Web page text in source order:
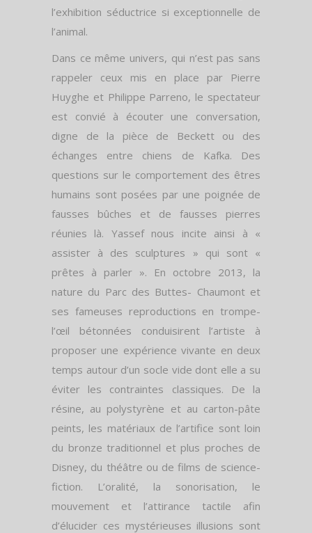
l’exhibition séductrice si exceptionnelle de
l’animal.
Dans ce même univers, qui n’est pas sans
rappeler ceux mis en place par Pierre
Huyghe et Philippe Parreno, le spectateur
est convié à écouter une conversation,
digne de la pièce de Beckett ou des
échanges entre chiens de Kafka. Des
questions sur le comportement des êtres
humains sont posées par une poignée de
fausses bûches et de fausses pierres
réunies là. Yassef nous incite ainsi à «
assister à des sculptures » qui sont «
prêtes à parler ». En octobre 2013, la
nature du Parc des Buttes- Chaumont et
ses fameuses reproductions en trompe-
l’œil bétonnées conduisirent l’artiste à
proposer une expérience vivante en deux
temps autour d’un socle vide dont elle a su
éviter les contraintes classiques. De la
résine, au polystyrène et au carton-pâte
peints, les matériaux de l’artifice sont loin
du bronze traditionnel et plus proches de
Disney, du théâtre ou de films de science-
fiction. L’oralité, la sonorisation, le
mouvement et l’attirance tactile afin
d’élucider ces mystérieuses illusions sont